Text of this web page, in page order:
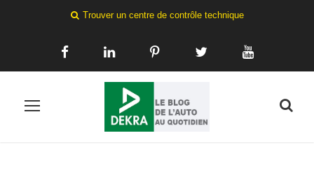
Trouver un centre de contrôle technique